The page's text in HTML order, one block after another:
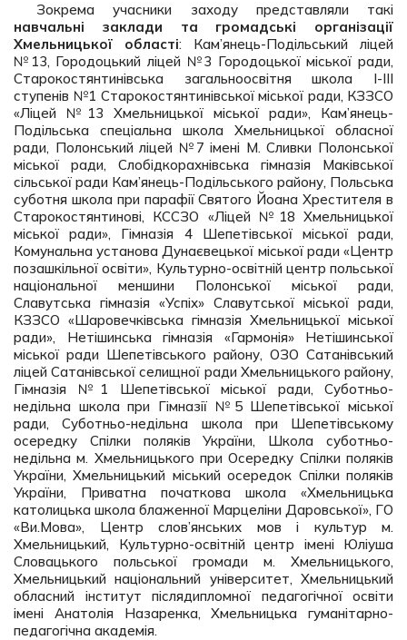
Зокрема учасники заходу представляли такі
навчальні заклади та громадські організації
Хмельницької області: Кам’янець-Подільський ліцей
№13, Городоцький ліцей №3 Городоцької міської ради,
Старокостянтинівська загальноосвітня школа I-III
ступенів №1 Старокостянтинівської міської ради, КЗЗСО
«Ліцей №13 Хмельницької міської ради», Кам’янець-
Подільська спеціальна школа Хмельницької обласної
ради, Полонський ліцей №7 імені М. Сливки Полонської
міської ради, Слобідкорахнівська гімназія Маківської
сільської ради Кам’янець-Подільського району, Польська
суботня школа при парафії Святого Йоана Хрестителя в
Старокостянтинові, КССЗО «Ліцей №18 Хмельницької
міської ради», Гімназія 4 Шепетівської міської ради,
Комунальна установа Дунаєвецької міської ради «Центр
позашкільної освіти», Культурно-освітній центр польської
національної меншини Полонської міської ради,
Славутська гімназія «Успіх» Славутської міської ради,
КЗЗСО «Шаровечківська гімназія Хмельницької міської
ради», Нетішинська гімназія «Гармонія» Нетішинської
міської ради Шепетівського району, ОЗО Сатанівський
ліцей Сатанівської селищної ради Хмельницького району,
Гімназія №1 Шепетівської міської ради, Суботньо-
недільна школа при Гімназії №5 Шепетівської міської
ради, Суботньо-недільна школа при Шепетівському
осередку Спілки поляків України, Школа суботньо-
недільна м. Хмельницького при Осередку Спілки поляків
України, Хмельницький міський осередок Спілки поляків
України, Приватна початкова школа «Хмельницька
католицька школа блаженної Марцеліни Даровської», ГО
«Ви.Мова», Центр слов’янських мов і культур м.
Хмельницький, Культурно-освітній центр імені Юліуша
Словацького польської громади м. Хмельницького,
Хмельницький національний університет, Хмельницький
обласний інститут післядипломної педагогічної освіти
імені Анатолія Назаренка, Хмельницька гуманітарно-
педагогічна академія.